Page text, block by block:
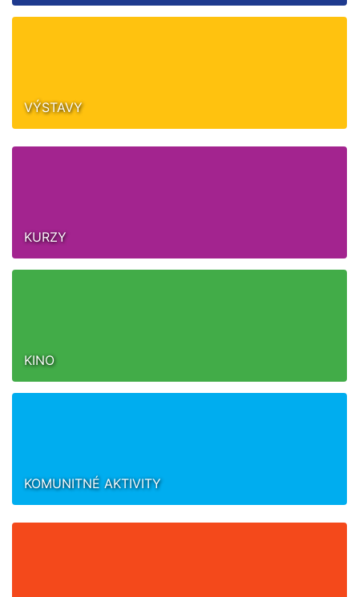
VÝSTAVY
KURZY
KINO
KOMUNITNÉ AKTIVITY